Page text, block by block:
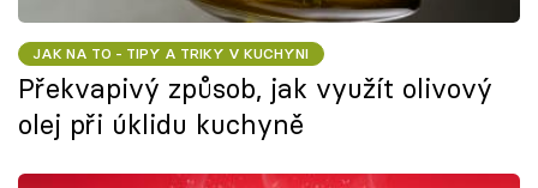
JAK NA TO - TIPY A TRIKY V KUCHYNI
Překvapivý způsob, jak využít olivový
olej při úklidu kuchyně